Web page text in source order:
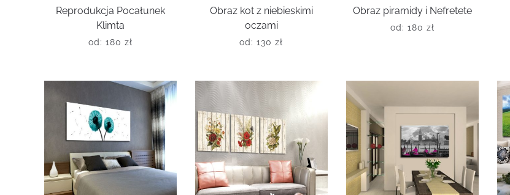
Reprodukcja Pocałunek
Klimta
od: 180 zł
Obraz kot z niebieskimi
oczami
od:130zł
Obraz piramidy i Nefretete
od: 180 zł